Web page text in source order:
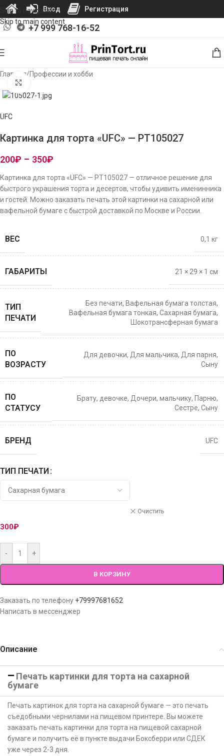
Skip to navigation
Skip to main content
+7 999 768-16-52
Главная/Профессии и хобби
UFC
Картинка для торта «UFC» — PT105027
200₽ – 350₽
Картинка для торта «UFC» — PT105027 — отличное решение для
быстрого украшения торта и десертов, чтобы удивить именинника
и гостей. Можно заказать печать этой картинки на сахарной или
вафельной бумаге с быстрой доставкой по Москве и России.
ВЕС 0,1 кг
ГАБАРИТЫ 21 × 29 × 1 см
ТИП
ПЕЧАТИ
Без печати, Вафельная бумага толстая,
Вафельная бумага тонкая, Сахарная бумага,
Шокотрансферная бумага
ПО
ВОЗРАСТУ
Для девочки, Для мальчика, Для парня,
Сыну
ПО
СТАТУСУ
Брату, девочке, Дочери, мальчику, Парню,
Сестре, Сыну
БРЕНД UFC
ТИП ПЕЧАТИ
Очистить
300₽
- +
В КОРЗИНУ
Заказать по телефону +79997681652
Написать в мессенджер
Описание
Печать картинки для торта на сахарной
бумаге
Печать картинок для торта на сахарной бумаге — это печать
съедобными чернилами на пищевом принтере. Вы можете
заказать печать картинки для торта на пищевой сахарной
бумаге и получить её в пункте выдачи Боксберри или СДЕК
уже через 2-3 дня.
Вход Регистрация